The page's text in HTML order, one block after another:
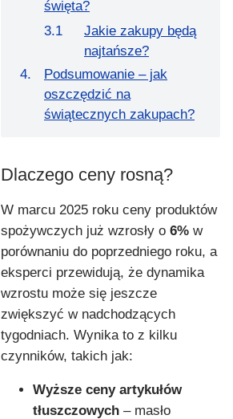
święta?
Jakie zakupy będą
najtańsze?
Podsumowanie – jak
oszczędzić na
świątecznych zakupach?
Dlaczego ceny rosną?
W marcu 2025 roku ceny produktów
spożywczych już wzrosły o 6% w
porównaniu do poprzedniego roku, a
eksperci przewidują, że dynamika
wzrostu może się jeszcze
zwiększyć w nadchodzących
tygodniach. Wynika to z kilku
czynników, takich jak:
Wyższe ceny artykułów
tłuszczowych – masło